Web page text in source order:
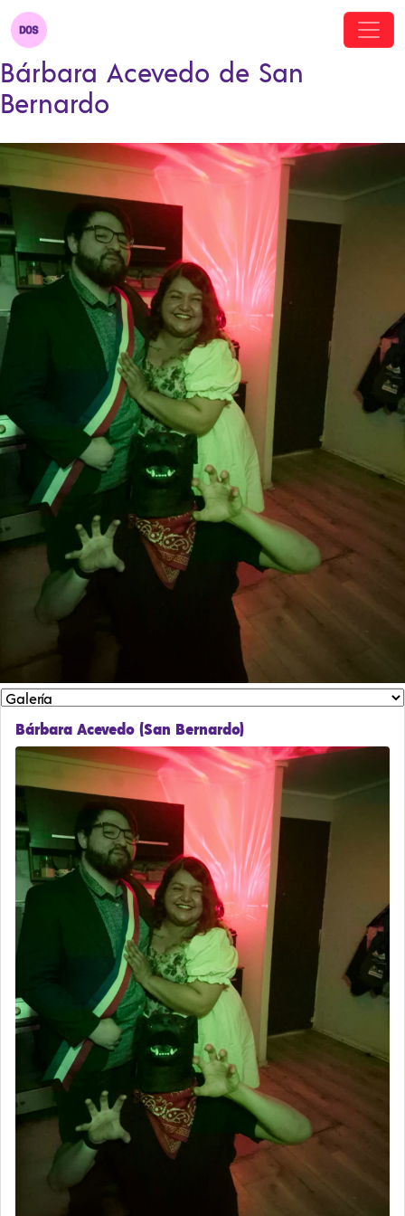
Bárbara Acevedo de San
Bernardo
Bárbara Acevedo (San Bernardo)